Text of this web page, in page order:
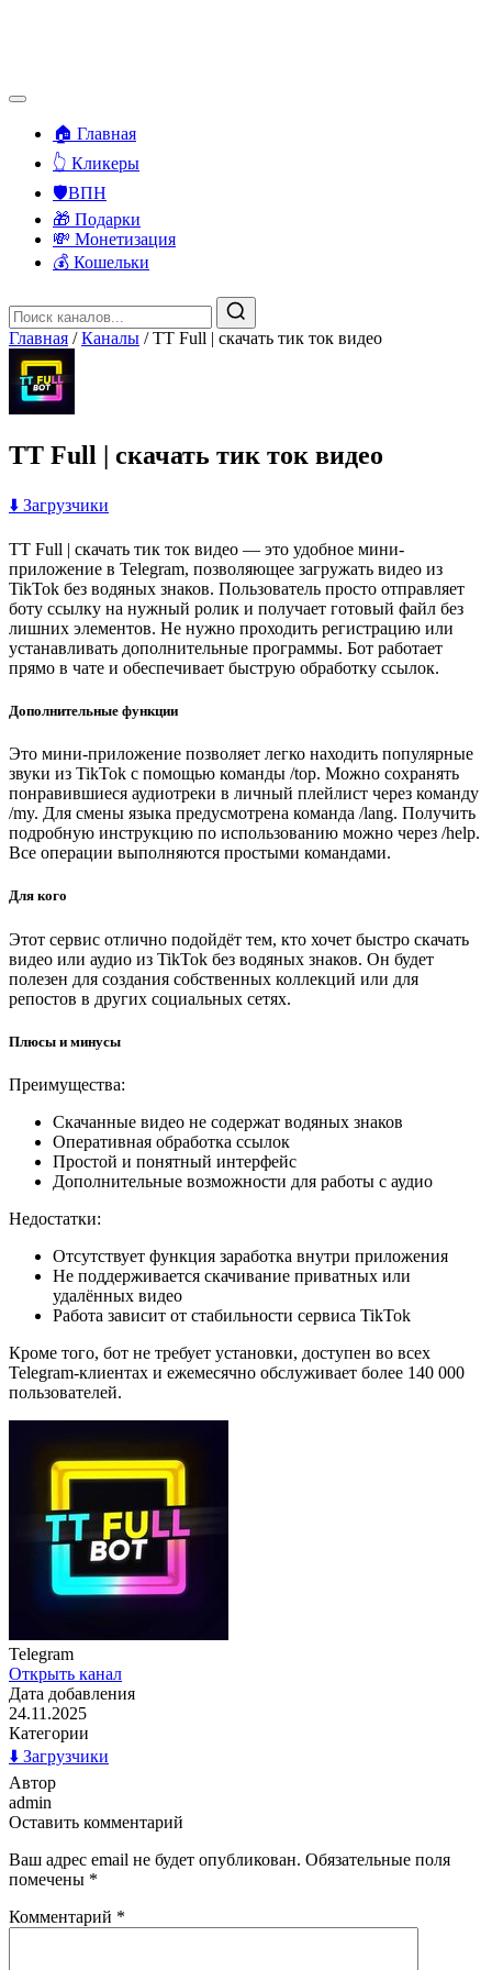
🏠 Главная
👆 Кликеры
🛡️ВПН
🎁 Подарки
💸 Монетизация
💰 Кошельки
Главная / Каналы / TT Full | скачать тик ток видео
TT Full | скачать тик ток видео
⬇️ Загрузчики
TT Full | скачать тик ток видео — это удобное мини-
приложение в Telegram, позволяющее загружать видео из
TikTok без водяных знаков. Пользователь просто отправляет
боту ссылку на нужный ролик и получает готовый файл без
лишних элементов. Не нужно проходить регистрацию или
устанавливать дополнительные программы. Бот работает
прямо в чате и обеспечивает быструю обработку ссылок.
Дополнительные функции
Это мини-приложение позволяет легко находить популярные
звуки из TikTok с помощью команды /top. Можно сохранять
понравившиеся аудиотреки в личный плейлист через команду
/my. Для смены языка предусмотрена команда /lang. Получить
подробную инструкцию по использованию можно через /help.
Все операции выполняются простыми командами.
Для кого
Этот сервис отлично подойдёт тем, кто хочет быстро скачать
видео или аудио из TikTok без водяных знаков. Он будет
полезен для создания собственных коллекций или для
репостов в других социальных сетях.
Плюсы и минусы
Преимущества:
Скачанные видео не содержат водяных знаков
Оперативная обработка ссылок
Простой и понятный интерфейс
Дополнительные возможности для работы с аудио
Недостатки:
Отсутствует функция заработка внутри приложения
Не поддерживается скачивание приватных или
удалённых видео
Работа зависит от стабильности сервиса TikTok
Кроме того, бот не требует установки, доступен во всех
Telegram-клиентах и ежемесячно обслуживает более 140 000
пользователей.
Telegram
Открыть канал
Дата добавления
24.11.2025
Категории
⬇️ Загрузчики
Автор
admin
Оставить комментарий
Ваш адрес email не будет опубликован. Обязательные поля
помечены *
Комментарий *